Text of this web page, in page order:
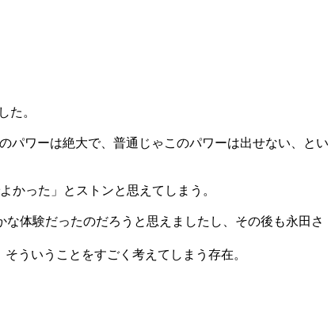
た。
パワーは絶大で、普通じゃこのパワーは出せない、とい
かった」とストンと思えてしまう。
体験だったのだろうと思えましたし、その後も永田さ
ういうことをすごく考えてしまう存在。